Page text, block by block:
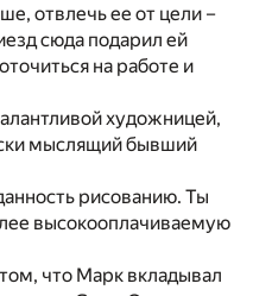
отвлечь ее от цели –
сюда подарил ей
на работе и
художницей,
мыслящий бывший
рисованию. Ты
высокооплачиваемую
что Марк вкладывал